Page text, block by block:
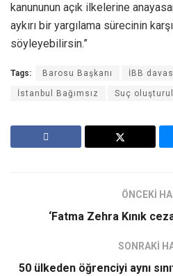
kanununun açık ilkelerine
aykırı bir yargılama sürecinin
söyleyebilirsin.”
Tags: Barosu Başkanı İBB
İstanbul Bağımsız Suç
ÖNCEKİ
‘Fatma Zehra Kınık
SONRAKİ
50 ülkeden öğrenciyi aynı